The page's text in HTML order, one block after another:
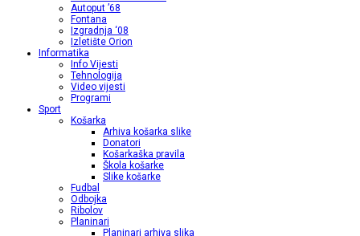
Autoput ’68
Fontana
Izgradnja ‘08
Izletište Orion
Informatika
Info Vijesti
Tehnologija
Video vijesti
Programi
Sport
Košarka
Arhiva košarka slike
Donatori
Košarkaška pravila
Škola košarke
Slike košarke
Fudbal
Odbojka
Ribolov
Planinari
Planinari arhiva slika